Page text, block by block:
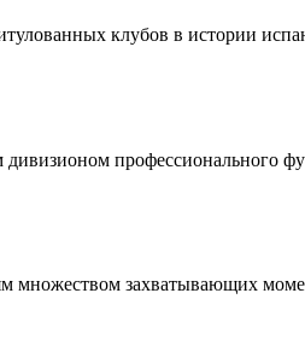
клубов в истории
множеством захватывающих